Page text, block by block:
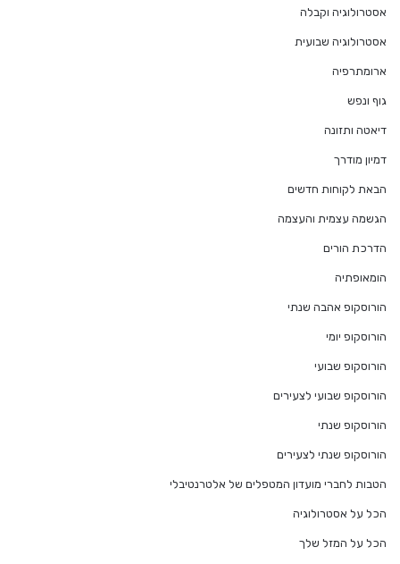
אסטרולוגיה וקבלה
אסטרולוגיה שבועית
ארומתרפיה
גוף ונפש
דיאטה ותזונה
דמיון מודרך
הבאת לקוחות חדשים
הגשמה עצמית והעצמה
הדרכת הורים
הומאופתיה
הורוסקופ אהבה שנתי
הורוסקופ יומי
הורוסקופ שבועי
הורוסקופ שבועי לצעירים
הורוסקופ שנתי
הורוסקופ שנתי לצעירים
הטבות לחברי מועדון המטפלים של אלטרנטיבלי
הכל על אסטרולוגיה
הכל על המזל שלך